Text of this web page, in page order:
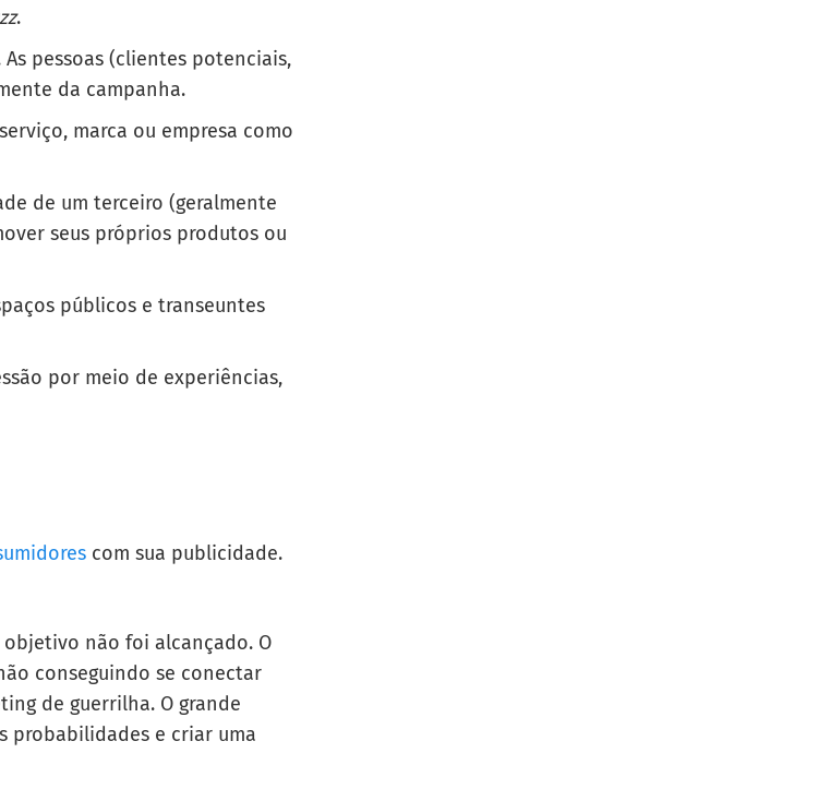
.
pessoas (clientes potenciais,
da campanha.
marca ou empresa como
de um terceiro (geralmente
seus próprios produtos ou
públicos e transeuntes
por meio de experiências,
com sua publicidade.
não foi alcançado. O
conseguindo se conectar
de guerrilha. O grande
probabilidades e criar uma